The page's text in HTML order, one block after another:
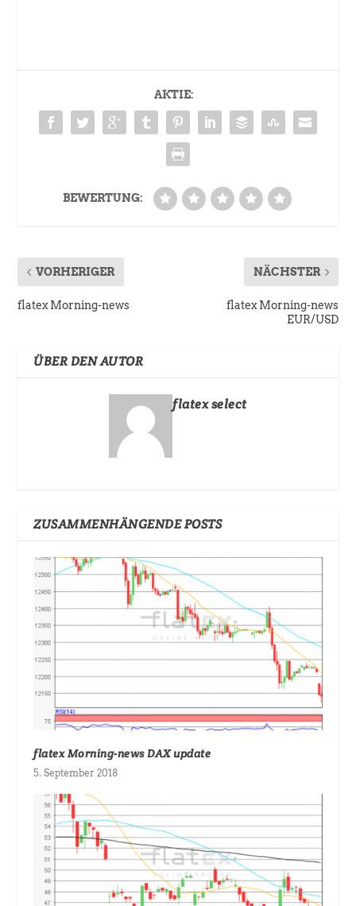
AKTIE:
BEWERTUNG:
VORHERIGER
flatex Morning-news
NÄCHSTER
flatex Morning-news
EUR/USD
ÜBER DEN AUTOR
flatex select
ZUSAMMENHÄNGENDE POSTS
flatex Morning-news DAX update
5. September 2018